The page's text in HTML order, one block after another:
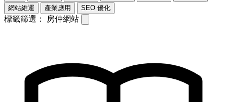
網站維運
產業應用 SEO 優化
標籤篩選： 房仲網站